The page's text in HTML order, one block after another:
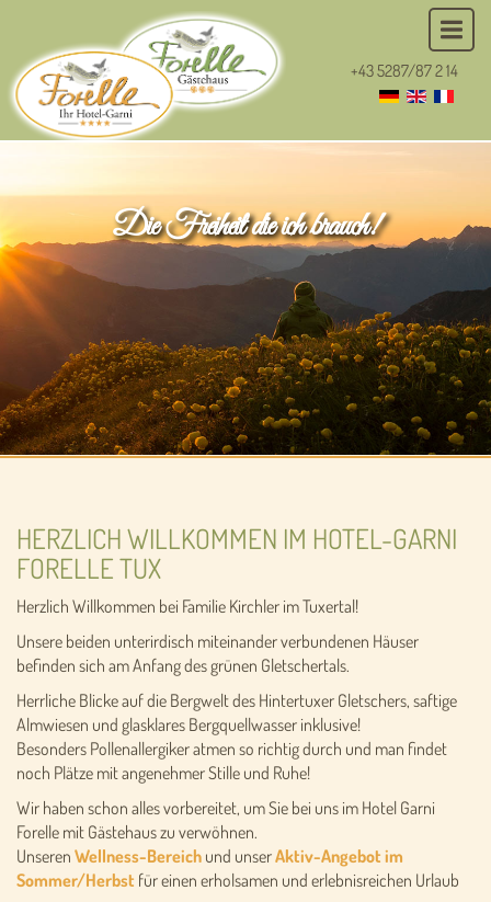
+43 5287/87 2 14
Die Freiheit die ich brauch!
HERZLICH WILLKOMMEN IM HOTEL-GARNI
FORELLE TUX
Herzlich Willkommen bei Familie Kirchler im Tuxertal!
Unsere beiden unterirdisch miteinander verbundenen Häuser
befinden sich am Anfang des grünen Gletschertals.
Herrliche Blicke auf die Bergwelt des Hintertuxer Gletschers, saftige
Almwiesen und glasklares Bergquellwasser inklusive!
Besonders Pollenallergiker atmen so richtig durch und man findet
noch Plätze mit angenehmer Stille und Ruhe!
Wir haben schon alles vorbereitet, um Sie bei uns im Hotel Garni
Forelle mit Gästehaus zu verwöhnen.
Unseren Wellness-Bereich und unserAktiv-Angebot im
Sommer/Herbst für einen erholsamen und erlebnisreichen Urlaub